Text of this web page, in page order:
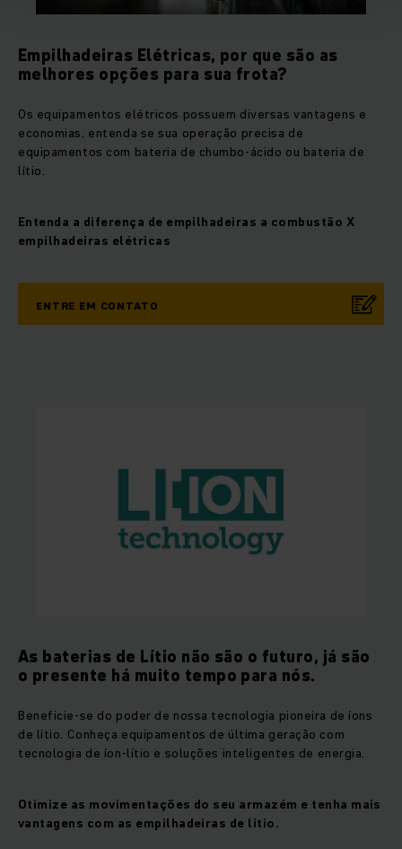
Empilhadeiras Elétricas, por que são as
melhores opções para sua frota?
Os equipamentos elétricos possuem diversas vantagens e
economias, entenda se sua operação precisa de
equipamentos com bateria de chumbo-ácido ou bateria de
lítio.
Entenda a diferença de empilhadeiras a combustão X
empilhadeiras elétricas
ENTRE EM CONTATO
As baterias de Lítio não são o futuro, já são
o presente há muito tempo para nós.
Beneficie-se do poder de nossa tecnologia pioneira de íons
de lítio. Conheça equipamentos de última geração com
tecnologia de íon-lítio e soluções inteligentes de energia.
Otimize as movimentações do seu armazém e tenha mais
vantagens com as empilhadeiras de lítio.